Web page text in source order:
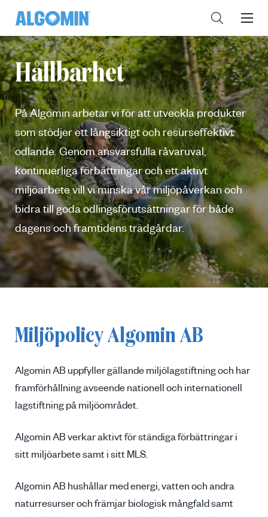
Hållbarhet
På Algomin arbetar vi för att utveckla produkter
som stödjer ett långsiktigt och resurseffektivt
odlande. Genom ansvarsfulla råvaruval,
kontinuerliga förbättringar och ett aktivt
miljöarbete vill vi minska vår miljöpåverkan och
bidra till goda odlingsförutsättningar för både
dagens och framtidens trädgårdar.
Miljöpolicy Algomin AB
Algomin AB uppfyller gällande miljölagstiftning och har
framförhållning avseende nationell och internationell
lagstiftning på miljöområdet.
Algomin AB verkar aktivt för ständiga förbättringar i
sitt miljöarbete samt i sitt MLS.
Algomin AB hushållar med energi, vatten och andra
naturresurser och främjar biologisk mångfald samt